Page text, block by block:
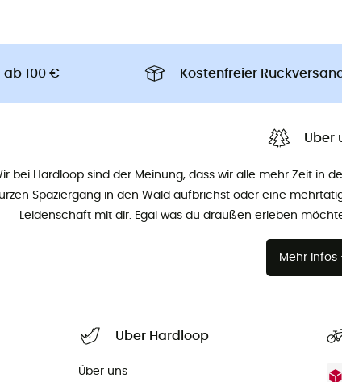
ab 100 € Kostenfreier
Über
bei Hardloop sind der Meinung, dass wir alle mehr Zeit in
Spaziergang in den Wald aufbrichst oder eine
Leidenschaft mit dir. Egal was du draußen erleben
Mehr Infos
Über Hardloop
Über uns